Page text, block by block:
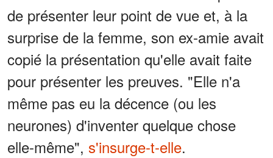
de présenter leur point de vue et, à la
surprise de la femme, son ex-amie avait
copié la présentation qu'elle avait faite
pour présenter les preuves. "Elle n'a
même pas eu la décence (ou les
neurones) d'inventer quelque chose
elle-même", s'insurge-t-elle.